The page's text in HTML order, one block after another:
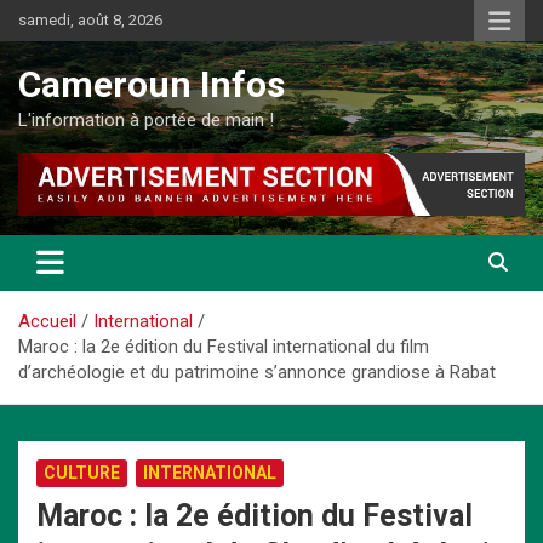
au
contenu
samedi, août 8, 2026
Cameroun Infos
L'information à portée de main !
Accueil
International
Maroc : la 2e édition du Festival international du film
d’archéologie et du patrimoine s’annonce grandiose à Rabat
CULTURE INTERNATIONAL
Maroc : la 2e édition du Festival